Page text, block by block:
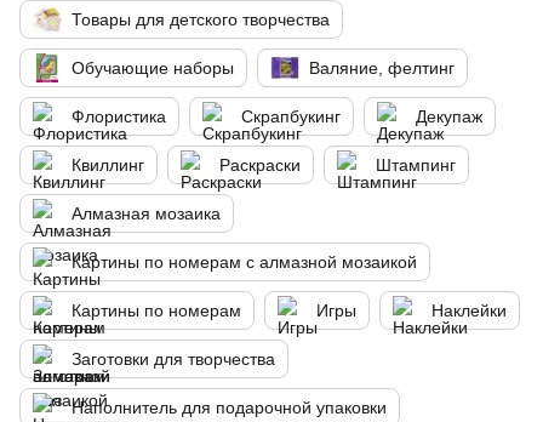
Товары для детского творчества
Обучающие наборы Валяние, фелтинг
Флористика Скрапбукинг Декупаж
Квиллинг Раскраски Штампинг
Алмазная мозаика
Картины по номерам с алмазной мозаикой
Картины по номерам Игры Наклейки
Заготовки для творчества
Наполнитель для подарочной упаковки